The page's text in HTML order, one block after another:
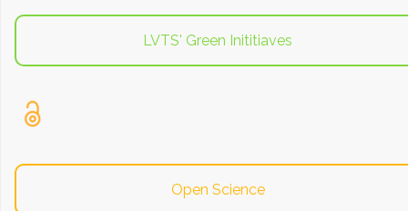
LVTS' Green Inititiaves
Open Science